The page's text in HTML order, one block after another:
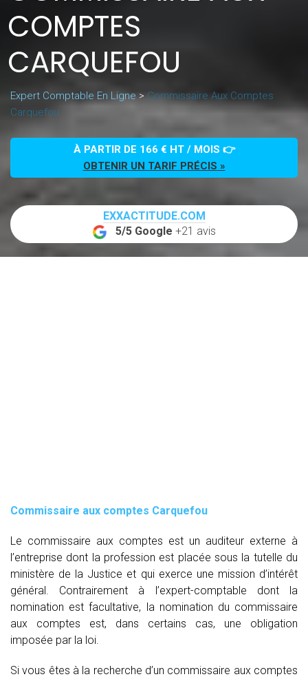
COMPTES
CARQUEFOU
Expert Comptable En Ligne>Commissaire Aux Comptes
Carquefou
À PARTIR DE 166 € HT / MOIS 👉
OBTENIR UN TARIF PRÉCIS »
EXXACTITUDE.COM
5/5 Google +21 avis
Commissaire aux comptes Carquefou
Le commissaire aux comptes est un auditeur externe à
l’entreprise dont la profession est placée sous la tutelle du
ministère de la Justice et qui exerce une mission d’intérêt
général. Contrairement à l’expert-comptable dont la
nomination est facultative, la nomination du commissaire
aux comptes est, dans certains cas, une obligation
imposée par la loi.
Si vous êtes à la recherche d’un commissaire aux comptes